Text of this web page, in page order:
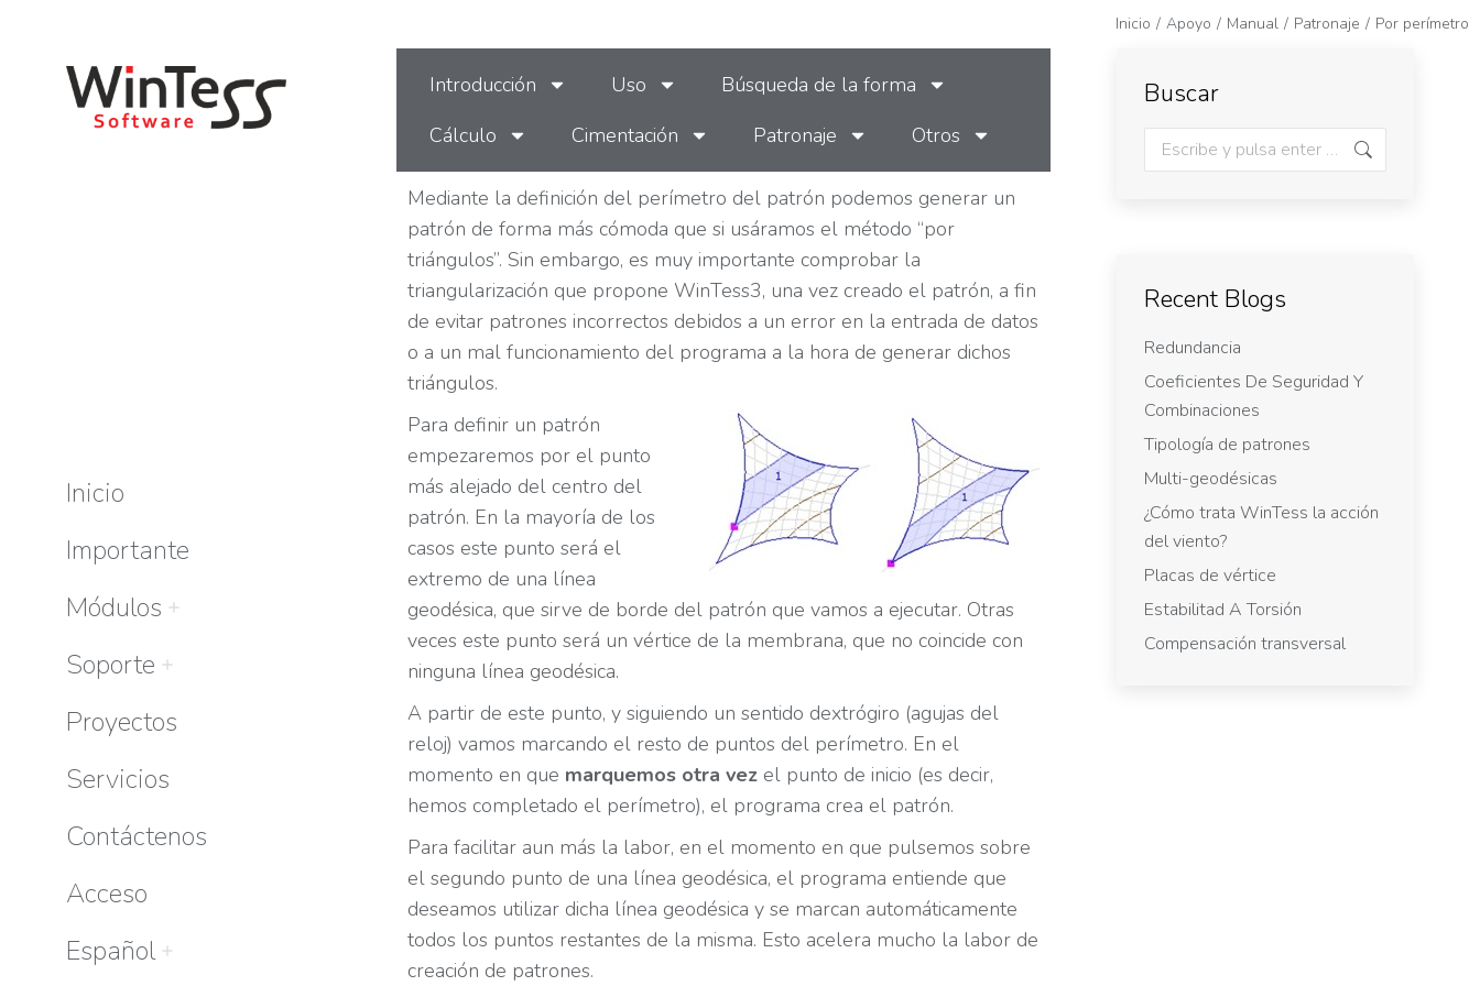
Inicio
Importante
Módulos
Soporte
Proyectos
Servicios
Contáctenos
Acceso
Español
Inicio Apoyo Manual Patronaje Por perímetro
Introducción Uso
Búsqueda de la forma
Cálculo
Cimentación Patronaje Otros
Mediante la definición del perímetro del patrón podemos generar un
patrón de forma más cómoda que si usáramos el método “por
triángulos”. Sin embargo, es muy importante comprobar la
triangularización que propone WinTess3, una vez creado el patrón, a fin
de evitar patrones incorrectos debidos a un error en la entrada de datos
o a un mal funcionamiento del programa a la hora de generar dichos
triángulos.
Para definir un patrón
empezaremos por el punto
más alejado del centro del
patrón. En la mayoría de los
casos este punto será el
extremo de una línea
geodésica, que sirve de borde del patrón que vamos a ejecutar. Otras
veces este punto será un vértice de la membrana, que no coincide con
ninguna línea geodésica.
A partir de este punto, y siguiendo un sentido dextrógiro (agujas del
reloj) vamos marcando el resto de puntos del perímetro. En el
momento en que marquemos otra vez el punto de inicio (es decir,
hemos completado el perímetro), el programa crea el patrón.
Para facilitar aun más la labor, en el momento en que pulsemos sobre
el segundo punto de una línea geodésica, el programa entiende que
deseamos utilizar dicha línea geodésica y se marcan automáticamente
todos los puntos restantes de la misma. Esto acelera mucho la labor de
creación de patrones.
Buscar
Recent Blogs
Redundancia
Coeficientes De Seguridad Y
Combinaciones
Tipología de patrones
Multi-geodésicas
¿Cómo trata WinTess la acción
del viento?
Placas de vértice
Estabilitad A Torsión
Compensación transversal